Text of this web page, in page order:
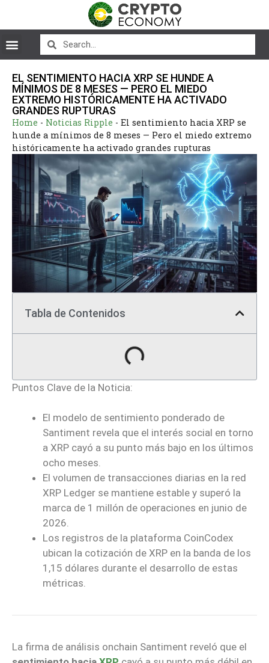
EL SENTIMIENTO HACIA XRP SE HUNDE A
MÍNIMOS DE 8 MESES — PERO EL MIEDO
EXTREMO HISTÓRICAMENTE HA ACTIVADO
GRANDES RUPTURAS
Home - Noticias Ripple - El sentimiento hacia XRP se
hunde a mínimos de 8 meses — Pero el miedo extremo
históricamente ha activado grandes rupturas
Tabla de Contenidos
Puntos Clave de la Noticia:
El modelo de sentimiento ponderado de
Santiment revela que el interés social en torno
a XRP cayó a su punto más bajo en los últimos
ocho meses.
El volumen de transacciones diarias en la red
XRP Ledger se mantiene estable y superó la
marca de 1 millón de operaciones en junio de
2026.
Los registros de la plataforma CoinCodex
ubican la cotización de XRP en la banda de los
1,15 dólares durante el desarrollo de estas
métricas.
La firma de análisis onchain Santiment reveló que el